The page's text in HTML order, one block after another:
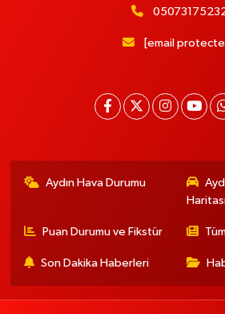
[email
Aydın Hava Durumu
Puan Durumu ve Fikstür
Son Dakika Haberleri